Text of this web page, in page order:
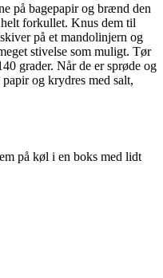
på bagepapir og brænd den
forkullet. Knus dem til
på et mandolinjern og
stivelse som muligt. Tør
grader. Når de er sprøde og
og krydres med salt,
på køl i en boks med lidt